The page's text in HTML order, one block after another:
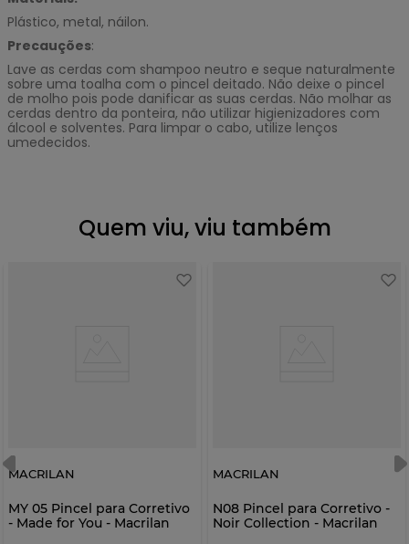
Plástico, metal, náilon.
Precauções:
Lave as cerdas com shampoo neutro e seque naturalmente
sobre uma toalha com o pincel deitado. Não deixe o pincel
de molho pois pode danificar as suas cerdas. Não molhar as
cerdas dentro da ponteira, não utilizar higienizadores com
álcool e solventes. Para limpar o cabo, utilize lenços
umedecidos.
Quem viu, viu também
MACRILAN
MY 05 Pincel para Corretivo
- Made for You - Macrilan
MACRILAN
N08 Pincel para Corretivo -
Noir Collection - Macrilan